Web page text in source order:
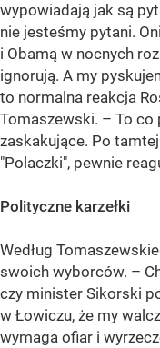
wypowiadają jak są
nie jesteśmy pytani.
i Obamą w nocnych
ignorują. A my
to normalna reakcja
Tomaszewski. – To co
zaskakujące. Po
"Polaczki", pewnie
Polityczne karzełki
Według
swoich wyborców. –
czy minister Sikorski
w Łowiczu, że my
wymaga ofiar i